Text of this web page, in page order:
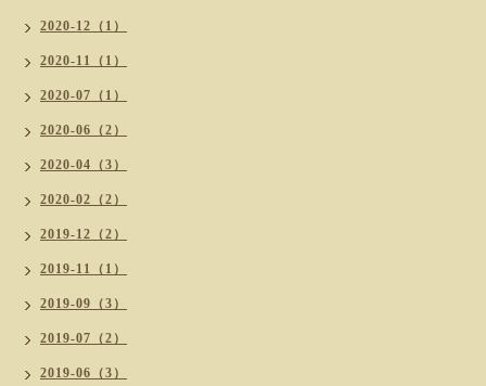
2020-12（1）
2020-11（1）
2020-07（1）
2020-06（2）
2020-04（3）
2020-02（2）
2019-12（2）
2019-11（1）
2019-09（3）
2019-07（2）
2019-06（3）